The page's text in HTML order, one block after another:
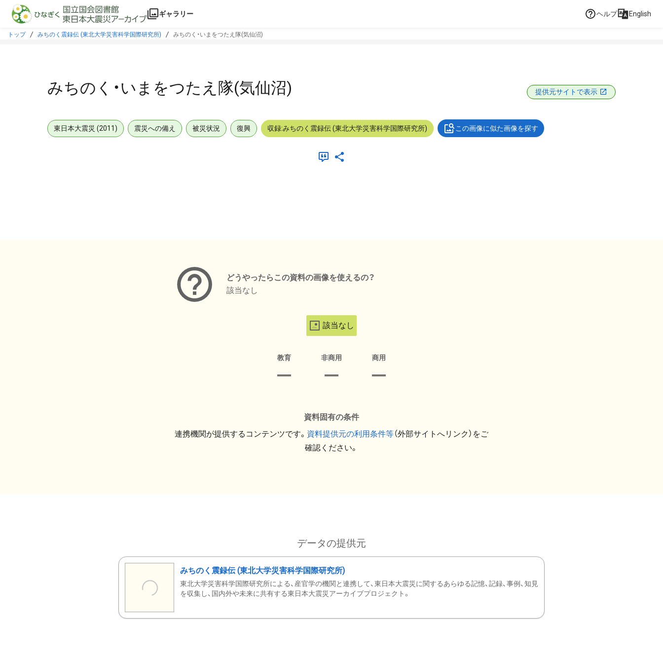
本文に飛ぶ
ギャラリー ヘルプ English
トップ みちのく震録伝 (東北大学災害科学国際研究所) みちのく・いまをつたえ隊(気仙沼)
みちのく・いまをつたえ隊(気仙沼) 提供元サイトで表示
東日本大震災 (2011) 震災への備え 被災状況 復興 収録:みちのく震録伝 (東北大学災害科学国際研究所) この画像に似た画像を探す
どうやったらこの資料の画像を使えるの？
該当なし
該当なし
教育 非商用 商用
資料固有の条件
連携機関が提供するコンテンツです。 資料提供元の利用条件等（外部サイトへリンク）をご
確認ください。
データの提供元
みちのく震録伝 (東北大学災害科学国際研究所)
東北大学災害科学国際研究所による、産官学の機関と連携して、東日本大震災に関するあらゆる記憶、記録、事例、知見
を収集し、国内外や未来に共有する東日本大震災アーカイブプロジェクト。